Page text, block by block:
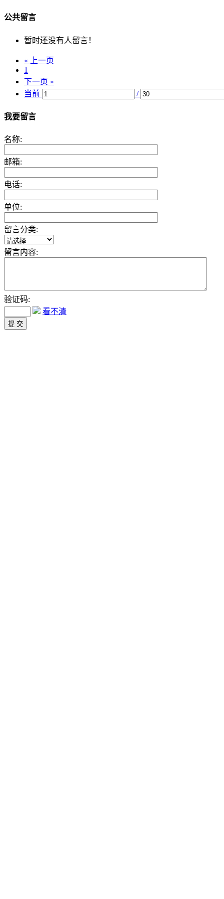
公共留言
暂时还没有人留言！
« 上一页
1
下一页 »
当前
/
我要留言
名称:
邮箱:
电话:
单位:
留言分类:
留言内容:
验证码:
看不清